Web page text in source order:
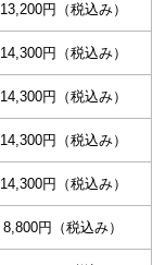
13,200円（税込み）
14,300円（税込み）
14,300円（税込み）
14,300円（税込み）
14,300円（税込み）
8,800円（税込み）